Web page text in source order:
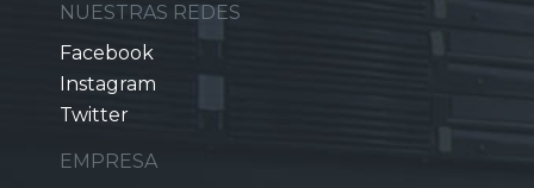
NUESTRAS REDES
Facebook
Instagram
Twitter
EMPRESA